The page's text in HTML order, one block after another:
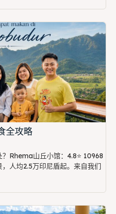
全攻略
Rhema山丘小馆：4.8⭐ 10968
人均2.5万印尼盾起。来自我们